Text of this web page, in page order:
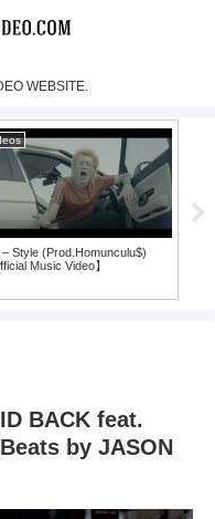
WEBSITE.
– Style (Prod.Homunculu$)
Music Video】
BACK feat.
by JASON